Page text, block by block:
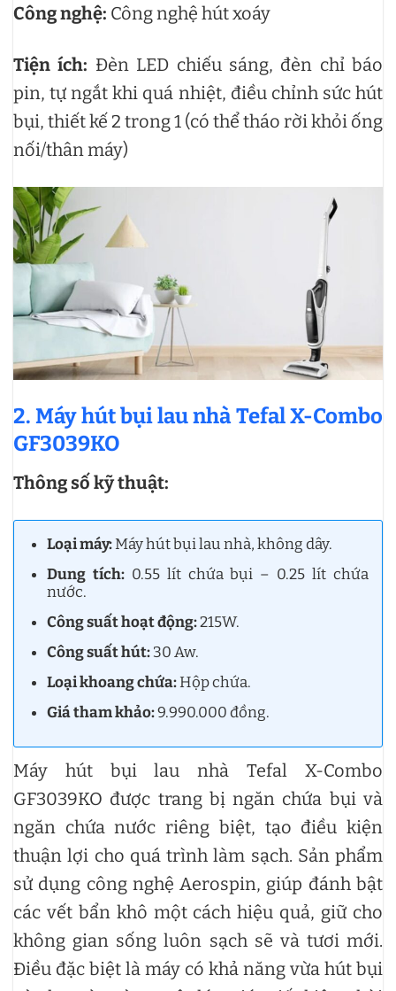
Công nghệ: Công nghệ hút xoáy
Tiện ích: Đèn LED chiếu sáng, đèn chỉ báo
pin, tự ngắt khi quá nhiệt, điều chỉnh sức hút
bụi, thiết kế 2 trong 1 (có thể tháo rời khỏi ống
nối/thân máy)
2. Máy hút bụi lau nhà Tefal X-Combo
GF3039KO
Thông số kỹ thuật:
Loại máy:Máy hút bụi lau nhà, không dây.
Dung tích:0.55 lít chứa bụi – 0.25 lít chứa
nước.
Công suất hoạt động:215W.
Công suất hút:30 Aw.
Loại khoang chứa:Hộp chứa.
Giá tham khảo:9.990.000 đồng.
Máy hút bụi lau nhà Tefal X-Combo
GF3039KO được trang bị ngăn chứa bụi và
ngăn chứa nước riêng biệt, tạo điều kiện
thuận lợi cho quá trình làm sạch. Sản phẩm
sử dụng công nghệ Aerospin, giúp đánh bật
các vết bẩn khô một cách hiệu quả, giữ cho
không gian sống luôn sạch sẽ và tươi mới.
Điều đặc biệt là máy có khả năng vừa hút bụi